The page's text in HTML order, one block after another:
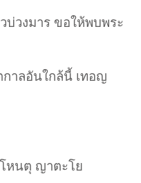
บ่วงมาร ขอให้พบพระ
าลอันใกล้นี้ เทอญ
หนตุ ญาตะโย